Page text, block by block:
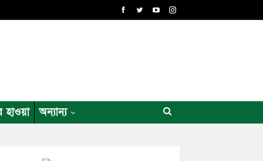
হাওয়া অন্যান্য